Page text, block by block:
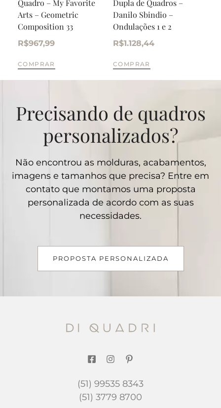
Quadro – My Favorite
Arts – Geometric
Composition 33
R$967,99
COMPRAR
Dupla de Quadros –
Danilo Sbindio –
Ondulações 1 e 2
R$1.128,44
COMPRAR
Precisando de quadros
personalizados?
Não encontrou as molduras, acabamentos,
imagens e tamanhos que precisa? Entre em
contato que montamos uma proposta
personalizada de acordo com as suas
necessidades.
PROPOSTA PERSONALIZADA
(51) 99535 8343
(51) 3779 8700